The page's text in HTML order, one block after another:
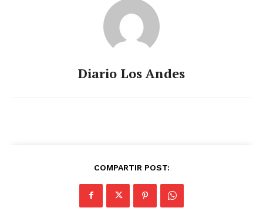
Diario Los Andes
COMPARTIR POST: